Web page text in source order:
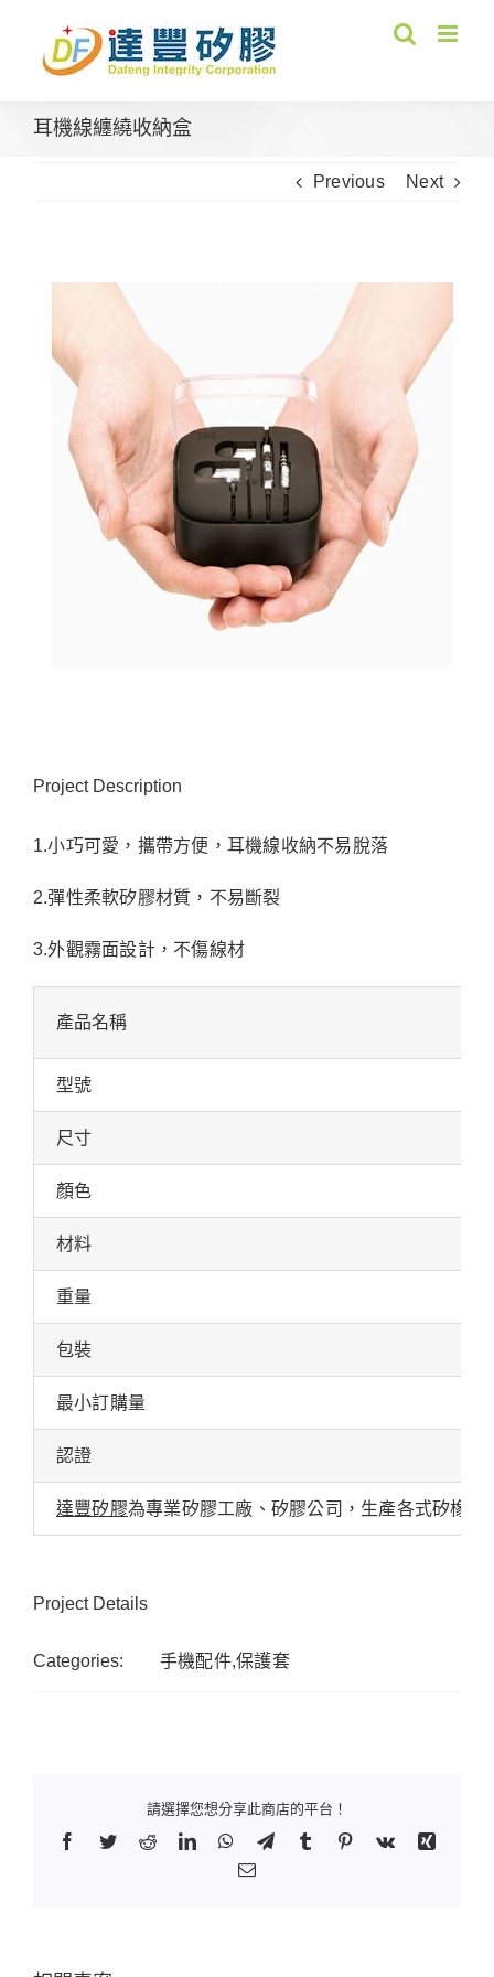
content
耳機線纏繞收納盒
Previous Next
View
Image
Project Description
1.小巧可愛，攜帶方便，耳機線收納不易脫落
2.彈性柔軟矽膠材質，不易斷裂
3.外觀霧面設計，不傷線材
產品名稱
型號
尺寸
顏色
材料
重量
包裝
最小訂購量
認證
達豐矽膠為專業矽膠工廠、矽膠公司，生產各式矽橡
Project Details
Categories: 手機配件,保護套
請選擇您想分享此商店的平台！
Facebook
TwitterRedditLinkedInWhatsApp
TelegramTumblr Pinterest
Vk
Xing
Email: